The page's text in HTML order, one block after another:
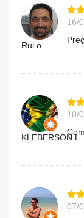
Rui.o
16/
KLEBERSON.L
10/
07/